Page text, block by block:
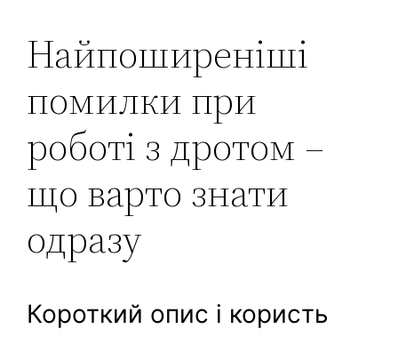
Найпоширеніші
помилки при
роботі з дротом –
що варто знати
одразу
Короткий опис і користь